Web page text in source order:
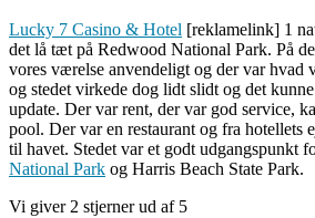
Lucky 7 Casino & Hotel [reklamelink] 1
det lå tæt på Redwood National Park. På
vores værelse anvendeligt og der var hvad
og stedet virkede dog lidt slidt og det
update. Der var rent, der var god service,
pool. Der var en restaurant og fra hotellets
til havet. Stedet var et godt udgangspunkt
National Park og Harris Beach State Park.
Vi giver 2 stjerner ud af 5